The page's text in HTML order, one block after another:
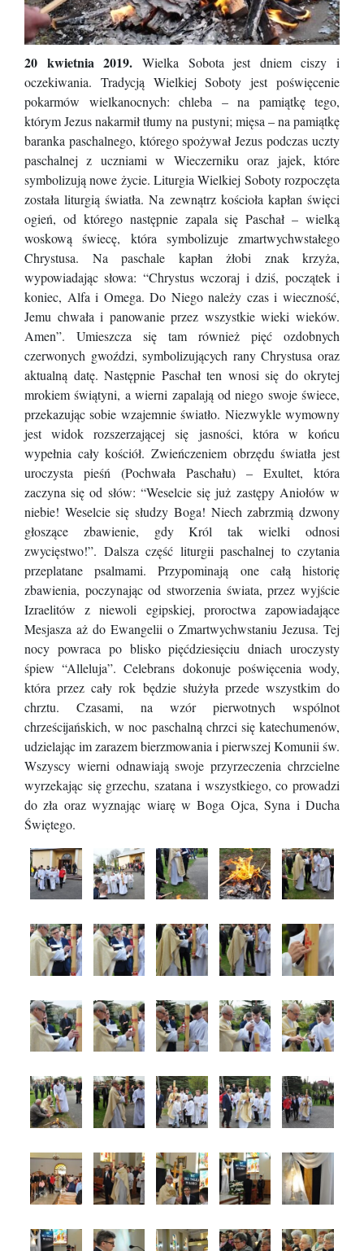
20 kwietnia 2019. Wielka Sobota jest dniem ciszy i
oczekiwania. Tradycją Wielkiej Soboty jest poświęcenie
pokarmów wielkanocnych: chleba – na pamiątkę tego,
którym Jezus nakarmił tłumy na pustyni; mięsa – na pamiątkę
baranka paschalnego, którego spożywał Jezus podczas uczty
paschalnej z uczniami w Wieczerniku oraz jajek, które
symbolizują nowe życie. Liturgia Wielkiej Soboty rozpoczęta
została liturgią światła. Na zewnątrz kościoła kapłan święci
ogień, od którego następnie zapala się Paschał – wielką
woskową świecę, która symbolizuje zmartwychwstałego
Chrystusa. Na paschale kapłan żłobi znak krzyża,
wypowiadając słowa: “Chrystus wczoraj i dziś, początek i
koniec, Alfa i Omega. Do Niego należy czas i wieczność,
Jemu chwała i panowanie przez wszystkie wieki wieków.
Amen”. Umieszcza się tam również pięć ozdobnych
czerwonych gwoździ, symbolizujących rany Chrystusa oraz
aktualną datę. Następnie Paschał ten wnosi się do okrytej
mrokiem świątyni, a wierni zapalają od niego swoje świece,
przekazując sobie wzajemnie światło. Niezwykle wymowny
jest widok rozszerzającej się jasności, która w końcu
wypełnia cały kościół. Zwieńczeniem obrzędu światła jest
uroczysta pieśń (Pochwała Paschału) – Exultet, która
zaczyna się od słów: “Weselcie się już zastępy Aniołów w
niebie! Weselcie się słudzy Boga! Niech zabrzmią dzwony
głoszące zbawienie, gdy Król tak wielki odnosi
zwycięstwo!”. Dalsza część liturgii paschalnej to czytania
przeplatane psalmami. Przypominają one całą historię
zbawienia, poczynając od stworzenia świata, przez wyjście
Izraelitów z niewoli egipskiej, proroctwa zapowiadające
Mesjasza aż do Ewangelii o Zmartwychwstaniu Jezusa. Tej
nocy powraca po blisko pięćdziesięciu dniach uroczysty
śpiew “Alleluja”. Celebrans dokonuje poświęcenia wody,
która przez cały rok będzie służyła przede wszystkim do
chrztu. Czasami, na wzór pierwotnych wspólnot
chrześcijańskich, w noc paschalną chrzci się katechumenów,
udzielając im zarazem bierzmowania i pierwszej Komunii św.
Wszyscy wierni odnawiają swoje przyrzeczenia chrzcielne
wyrzekając się grzechu, szatana i wszystkiego, co prowadzi
do zła oraz wyznając wiarę w Boga Ojca, Syna i Ducha
Świętego.